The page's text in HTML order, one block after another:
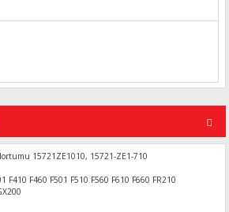
15721ZE1010, 15721-ZE1-710
F410 F460 F501 F510 F560 F610 F660 FR210